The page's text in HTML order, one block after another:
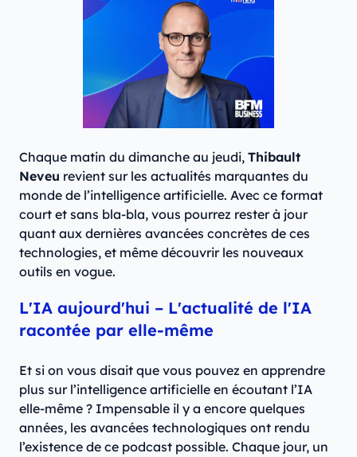
Chaque matin du dimanche au jeudi, Thibault
Neveu revient sur les actualités marquantes du
monde de l’intelligence artificielle. Avec ce format
court et sans bla-bla, vous pourrez rester à jour
quant aux dernières avancées concrètes de ces
technologies, et même découvrir les nouveaux
outils en vogue.
L'IA aujourd'hui – L'actualité de l'IA
racontée par elle-même
Et si on vous disait que vous pouvez en apprendre
plus sur l’intelligence artificielle en écoutant l’IA
elle-même ? Impensable il y a encore quelques
années, les avancées technologiques ont rendu
l’existence de ce podcast possible. Chaque jour, un